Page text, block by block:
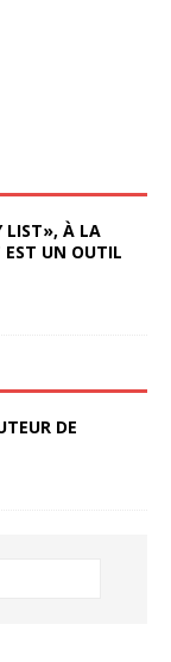
LIST», À LA
EST UN OUTIL
DE